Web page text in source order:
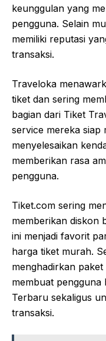
keunggulan yang
pengguna. Selain
memiliki reputasi
transaksi.
Traveloka
tiket dan sering
bagian dari Tiket
service mereka siap
menyelesaikan
memberikan rasa
pengguna.
Tiket.com sering
memberikan diskon
ini menjadi favorit
harga tiket murah.
menghadirkan
membuat pengguna
Terbaru sekaligus
transaksi.